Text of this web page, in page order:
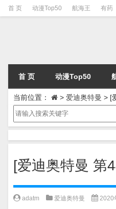
首 页 动漫Top50 航海王 有药
首 页 动漫Top50
当前位置： > 爱迪奥特曼 > [
[爱迪奥特曼 第
adatm 爱迪奥特曼 2020